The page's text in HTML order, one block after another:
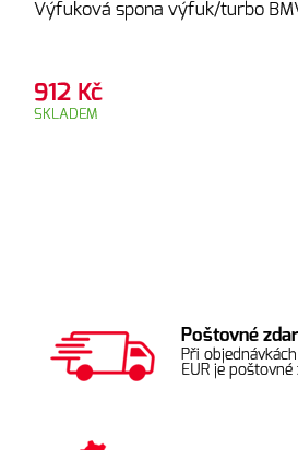
Výfuková spona výfuk/turbo
912 Kč
SKLADEM
Poštovné
Při
EUR je poštovné